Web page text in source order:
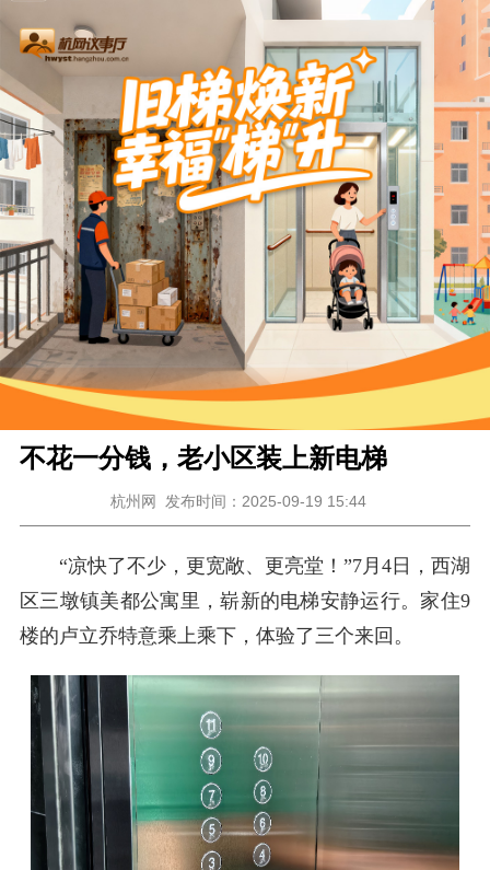
不花一分钱，老小区装上新电梯
杭州网 发布时间：2025-09-19 15:44
“凉快了不少，更宽敞、更亮堂！”7月4日，西湖
区三墩镇美都公寓里，崭新的电梯安静运行。家住9
楼的卢立乔特意乘上乘下，体验了三个来回。